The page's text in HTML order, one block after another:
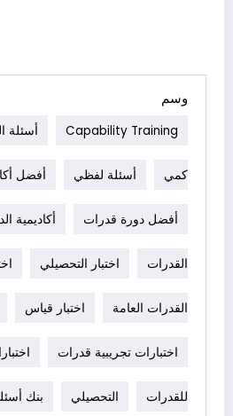
وسم
Capability Training أسئلة
كمي أسئلة لفظي أفضل
أفضل دورة قدرات أكاديمية
القدرات اختبار التحصيلي
القدرات العامة اختبار قياس
اختبارات تجريبية قدرات
للقدرات التحصيلي بنك